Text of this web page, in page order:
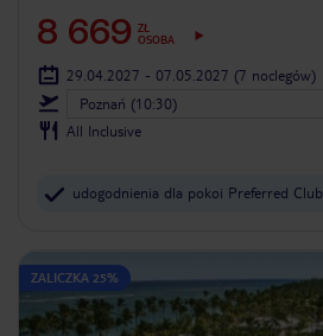
8 669 ZŁ
OSOBA
29.04.2027 - 07.05.2027 (7 noclegów)
Poznań (10:30)
All Inclusive
udogodnienia dla pokoi Preferred Club
ZALICZKA 25%